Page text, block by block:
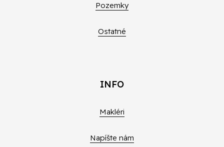
Pozemky
Ostatné
INFO
Makléri
Napíšte nám